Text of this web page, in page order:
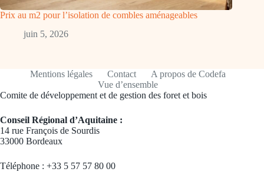
Prix au m2 pour l’isolation de combles aménageables
juin 5, 2026
Mentions légales Contact
A propos de Codefa
Vue d’ensemble
Comite de développement et de gestion des foret et bois
Conseil Régional d’Aquitaine :
14 rue François de Sourdis
33000 Bordeaux
Téléphone : +33 5 57 57 80 00